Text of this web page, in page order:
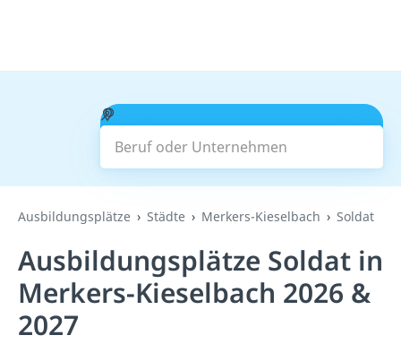
Beruf oder Unternehmen
Suchen
Ausbildungsplätze Städte Merkers-Kieselbach Soldat
Ausbildungsplätze Soldat in
Merkers-Kieselbach 2026 &
2027